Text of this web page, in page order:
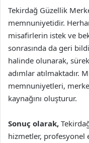
Tekirdağ Güzellik
memnuniyetidir.
misafirlerin istek ve
sonrasında da geri
halinde olunarak,
adımlar atılmaktadır.
memnuniyetleri,
kaynağını oluşturur.
Sonuç olarak,
hizmetler, profesyonel